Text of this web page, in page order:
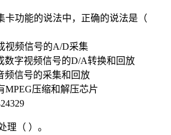
卡功能的说法中，正确的说法是（
视频信号的A/D采集
数字视频信号的D/A转换和回放
频信号的采集和回放
MPEG压缩和解压芯片
理（ ）。